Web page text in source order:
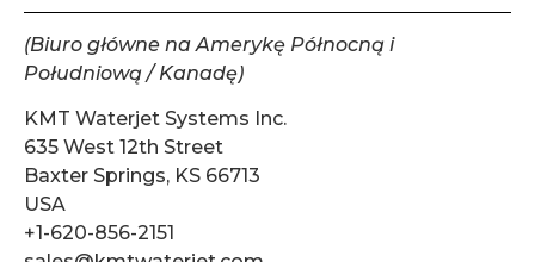
(Biuro główne na Amerykę Północną i
Południową / Kanadę)
KMT Waterjet Systems Inc.
635 West 12th Street
Baxter Springs, KS 66713
USA
+1-620-856-2151